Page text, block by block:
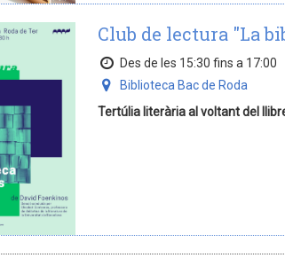
Club de lectura "La
Des de les 15:30 fins a 17:00
Biblioteca Bac de Roda
Tertúlia literària al voltant del